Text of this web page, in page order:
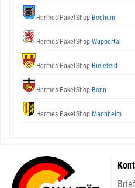
Hermes PaketShop Bochum
Hermes PaketShop Wuppertal
Hermes PaketShop Bielefeld
Hermes PaketShop Bonn
Hermes PaketShop Mannheim